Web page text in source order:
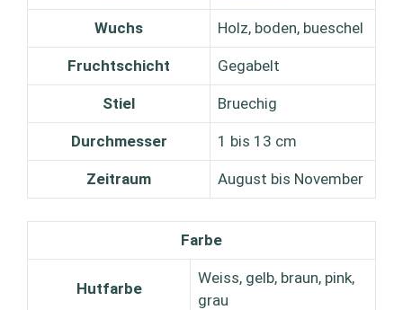
Wuchs Holz, boden, bueschel
Fruchtschicht Gegabelt
Stiel Bruechig
Durchmesser 1 bis 13 cm
Zeitraum August bis November
Farbe
Hutfarbe
Weiss, gelb, braun, pink,
grau